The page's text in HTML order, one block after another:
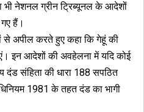
भी नेशनल ग्रीन ट्रिब्यूनल के आदेशों
हैं।
से अपील करते हुए कहा कि गेहूं की
इन आदेशों की अवहेलना में यदि कोई
दंड संहिता की धारा 188 सपठित
1981 के तहत दंड का भागी